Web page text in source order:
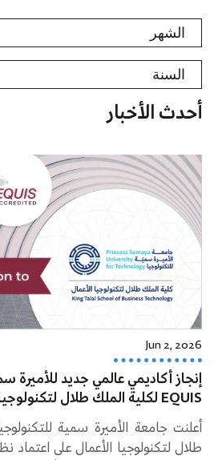
أحدث الأخبار
Jun 2, 2026
إنجاز أكاديمي عالمي جديد للأميرة
EQUIS لكلية الملك طلال لتكنولوجيا الأعمال
أعلنت جامعة الأميرة سمية
طلال لتكنولوجيا الأعمال على اعتماد